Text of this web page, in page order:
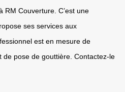
RM Couverture. C’est une
ses services aux
est en mesure de
pose de gouttière. Contactez-le